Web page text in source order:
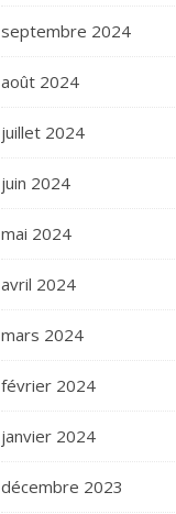
septembre 2024
août 2024
juillet 2024
juin 2024
mai 2024
avril 2024
mars 2024
février 2024
janvier 2024
décembre 2023